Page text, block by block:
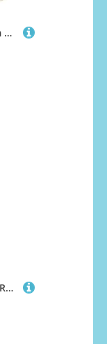
dPois Damen Nonne Kostüm Minikleid Kurz Tutu Kleid mit Schleier Nun Schwester Rollenspiel Kostüm Halloween Fasching Schwarz XL
dPois Herren Glitzer Boxing Robe Kimono Langarm Mantel mit Kapuze Cover Up Robe Pailletten Oberteil Muay Thai Kampfsports Training Kleidung Gold XL